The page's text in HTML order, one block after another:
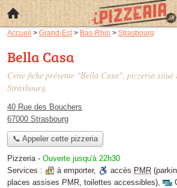
Accueil > Grand-Est > Bas-Rhin > Strasbourg
Bella Casa
Cette fiche présente "Bella Casa", pizzeria situé
Strasbourg.
40 Rue des Bouchers
67000 Strasbourg
📞 Appeler cette pizzeria
Pizzeria- Ouverte jusqu'à 22h30
Services :
à emporter, accès PMR
places assises PMR, toilettes accessibles),